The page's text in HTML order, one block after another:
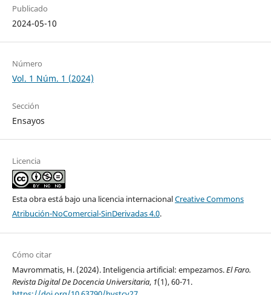
Publicado
2024-05-10
Número
Vol. 1 Núm. 1 (2024)
Sección
Ensayos
Licencia
Esta obra está bajo una licencia internacionalCreative Commons
Atribución-NoComercial-SinDerivadas 4.0.
Cómo citar
Mavrommatis, H. (2024). Inteligencia artificial: empezamos.El Faro.
Revista Digital De Docencia Universitaria, 1(1), 60-71.